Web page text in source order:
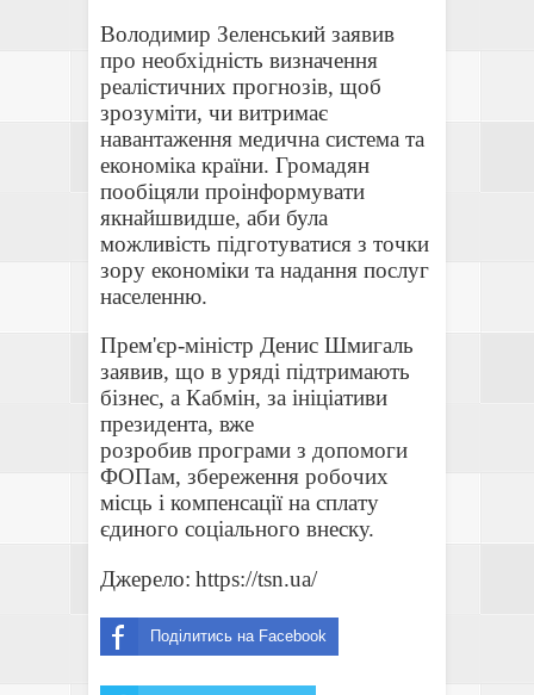
Володимир Зеленський заявив
про необхідність визначення
реалістичних прогнозів, щоб
зрозуміти, чи витримає
навантаження медична система та
економіка країни. Громадян
пообіцяли проінформувати
якнайшвидше, аби була
можливість підготуватися з точки
зору економіки та надання послуг
населенню.
Прем'єр-міністр Денис Шмигаль
заявив, що в уряді підтримають
бізнес, а Кабмін, за ініціативи
президента, вже
розробив програми з допомоги
ФОПам, збереження робочих
місць і компенсації на сплату
єдиного соціального внеску.
Джерело: https://tsn.ua/
Поділитись на Facebook